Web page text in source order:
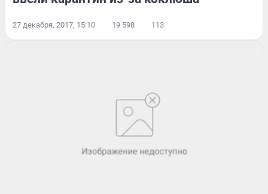
27 декабря, 2017, 15:10 19 598 113